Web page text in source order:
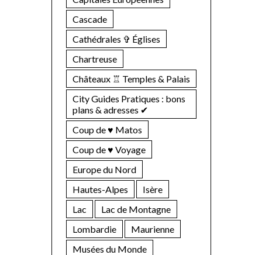
Cascade
Cathédrales ✞ Églises
Chartreuse
Châteaux ♖ Temples & Palais
City Guides Pratiques : bons
plans & adresses ✔︎
Coup de ♥ Matos
Coup de ♥ Voyage
Europe du Nord
Hautes-Alpes
Isère
Lac
Lac de Montagne
Lombardie
Maurienne
Musées du Monde